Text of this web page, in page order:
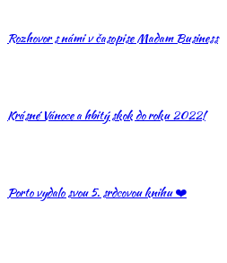
Rozhovor s námi v časopise Madam Business
Krásné Vánoce a hbitý skok do roku 2022!
Porto vydalo svou 5. srdcovou knihu ❤️